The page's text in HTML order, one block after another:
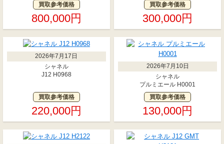
買取参考価格
800,000円
買取参考価格
300,000円
2026年7月17日
シャネル
J12 H0968
買取参考価格
220,000円
2026年7月10日
シャネル
プルミエール H0001
買取参考価格
130,000円